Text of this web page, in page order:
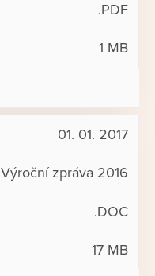
.PDF
1 MB
01. 01. 2017
Výroční zpráva 2016
.DOC
17 MB